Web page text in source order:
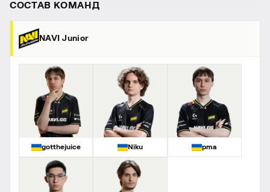
СОСТАВ КОМАНД
NAVI Junior
gotthejuice Niku pma